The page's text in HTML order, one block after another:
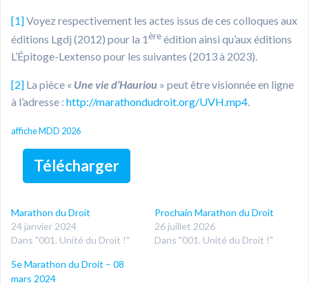
[1]Voyez respectivement les actes issus de ces colloques aux
éditions Lgdj (2012) pour la 1èreédition ainsi qu’aux éditions
L’Épitoge-Lextenso pour les suivantes (2013 à 2023).
[2] La pièce « Une vie d’Hauriou » peut être visionnée en ligne
à l’adresse : http://marathondudroit.org/UVH.mp4.
affiche MDD 2026
Télécharger
Marathon du Droit
24 janvier 2024
Dans "001. Unité du Droit !"
Prochain Marathon du Droit
26 juillet 2026
Dans "001. Unité du Droit !"
5e Marathon du Droit – 08
mars 2024